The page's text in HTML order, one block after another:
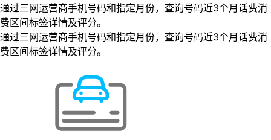
通过三网运营商手机号码和指定月份，查询号码近3个月话费消
费区间标签详情及评分。
通过三网运营商手机号码和指定月份，查询号码近3个月话费消
费区间标签详情及评分。